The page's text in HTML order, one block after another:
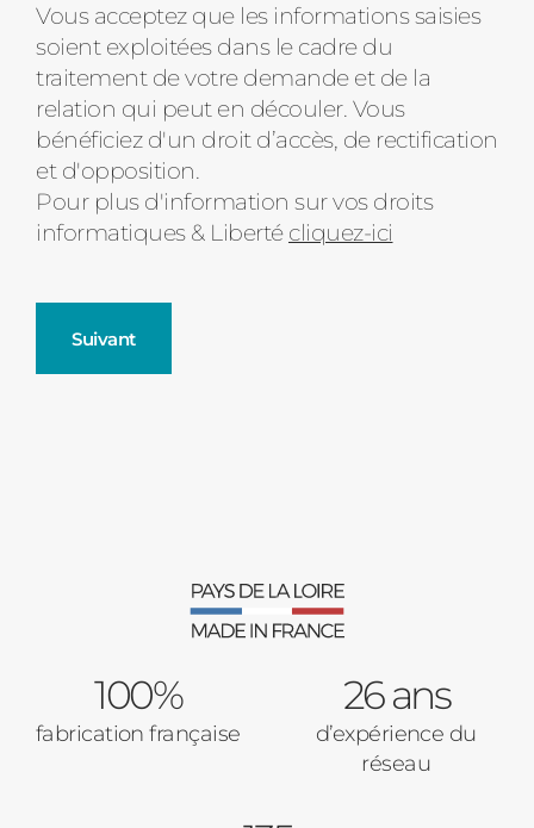
Message
d'état
Vous acceptez que les informations saisies
soient exploitées dans le cadre du
traitement de votre demande et de la
relation qui peut en découler. Vous
bénéficiez d'un droit d’accès, de rectification
et d'opposition.
Pour plus d'information sur vos droits
informatiques & Liberté cliquez-ici
Suivant
Verrière intérieures
Baies Vitrées
Pavillon
100%
fabrication française
26 ans
d’expérience du
réseau